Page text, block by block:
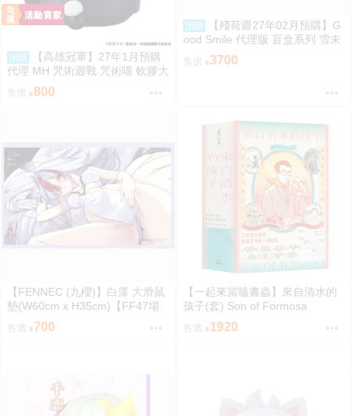
預購
【高雄冠軍】27年1月預購
代理 MH 咒術迴戰 咒術喵 軟膠大
貓咪 夏油傑 再版 免訂金0813
售價 800
預購
【殘荷齋27年02月預購】G
ood Smile 代理版 盲盒系列 雪未
來全明星 模型收藏 Vol.2 盒玩 09
售價 3700
【FENNEC (九櫻)】白藻 大滑鼠
墊(W60cm x H35cm)【FF47場
前預購】{宅即門}
售價 700
【一起來當嗑書蟲】來自清水的
孩子(套) Son of Formosa
售價 1920